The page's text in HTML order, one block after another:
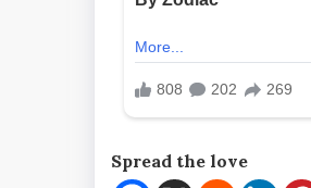
Spread the love